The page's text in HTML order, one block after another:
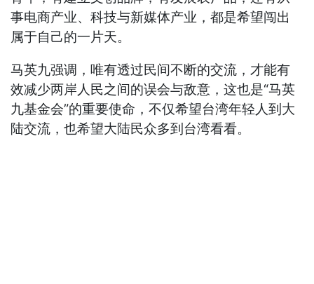
事电商产业、科技与新媒体产业，都是希望闯出
属于自己的一片天。
马英九强调，唯有透过民间不断的交流，才能有
效减少两岸人民之间的误会与敌意，这也是“马英
九基金会”的重要使命，不仅希望台湾年轻人到大
陆交流，也希望大陆民众多到台湾看看。